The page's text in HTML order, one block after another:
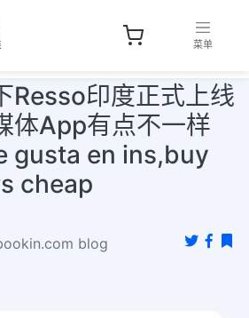
菜单
Resso印度正式上线
体App有点不一样
gusta en ins,buy
cheap
blog